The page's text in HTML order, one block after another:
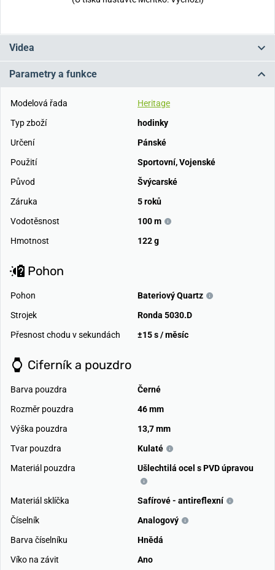
Videa
Parametry a funkce
Modelová řada
Heritage
Typ zboží
hodinky
Určení
Pánské
Použití
Sportovní,Vojenské
Původ
Švýcarské
Záruka
5 roků
Vodotěsnost
100 m
Hmotnost
122 g
Pohon
Pohon
Bateriový Quartz
Strojek
Ronda 5030.D
Přesnost chodu v sekundách
±15 s / měsíc
Ciferník a pouzdro
Barva pouzdra
Černé
Rozměr pouzdra
46 mm
Výška pouzdra
13,7 mm
Tvar pouzdra
Kulaté
Materiál pouzdra
Ušlechtilá ocel s PVD úpravou
Materiál sklíčka
Safírové - antireflexní
Číselník
Analogový
Barva číselníku
Hnědá
Víko na závit
Ano